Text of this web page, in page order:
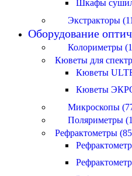
Шкафы
Экстракторы
Оборудование
Колориметры
Кюветы для
Кюветы
Кюветы
Микроскопы
Поляриметры
Рефрактометры